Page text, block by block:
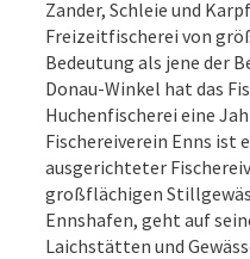
Zander, Schleie und
Freizeitfischerei von
Bedeutung als jene der
Donau-Winkel hat das
Huchenfischerei eine
Fischereiverein Enns ist
ausgerichteter
großflächigen
Ennshafen, geht auf
Laichstätten und